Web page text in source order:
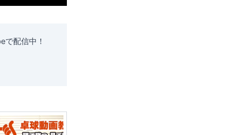
で配信中！